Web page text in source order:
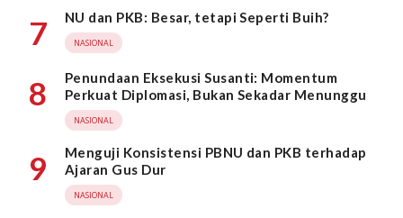
7 NU dan PKB: Besar, tetapi Seperti Buih?
NASIONAL
8
Penundaan Eksekusi Susanti: Momentum
Perkuat Diplomasi, Bukan Sekadar Menunggu
NASIONAL
9
Menguji Konsistensi PBNU dan PKB terhadap
Ajaran Gus Dur
NASIONAL